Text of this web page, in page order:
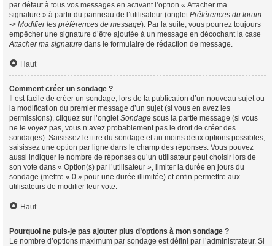
par défaut à tous vos messages en activant l’option « Attacher ma
signature » à partir du panneau de l’utilisateur (ongletPréférences du forum -
-> Modifier les préférences de message). Par la suite, vous pourrez toujours
empêcher une signature d’être ajoutée à un message en décochant la case
Attacher ma signature dans le formulaire de rédaction de message.
Haut
Comment créer un sondage ?
Il est facile de créer un sondage, lors de la publication d’un nouveau sujet ou
la modification du premier message d’un sujet (si vous en avez les
permissions), cliquez sur l’ongletSondage sous la partie message (si vous
ne le voyez pas, vous n’avez probablement pas le droit de créer des
sondages). Saisissez le titre du sondage et au moins deux options possibles,
saisissez une option par ligne dans le champ des réponses. Vous pouvez
aussi indiquer le nombre de réponses qu’un utilisateur peut choisir lors de
son vote dans « Option(s) par l’utilisateur », limiter la durée en jours du
sondage (mettre « 0 » pour une durée illimitée) et enfin permettre aux
utilisateurs de modifier leur vote.
Haut
Pourquoi ne puis-je pas ajouter plus d’options à mon sondage ?
Le nombre d’options maximum par sondage est défini par l’administrateur. Si